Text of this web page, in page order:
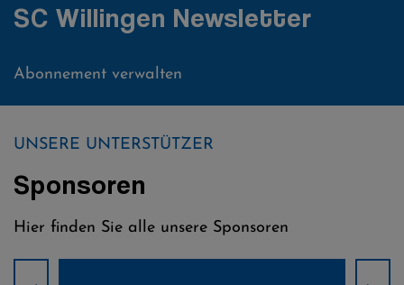
SC Willingen Newsletter
Abonnement verwalten
UNSERE UNTERSTÜTZER
Sponsoren
Hier finden Sie alle unsere Sponsoren